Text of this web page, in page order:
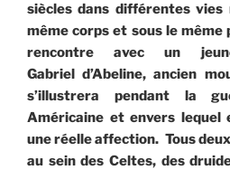
siècles dans différentes vies
même corps et sous le même
rencontre avec un
Gabrield’Abeline, ancien
s’illustrera pendant la
Américaine et envers
une réelle affection. Tous
au sein des Celtes, des